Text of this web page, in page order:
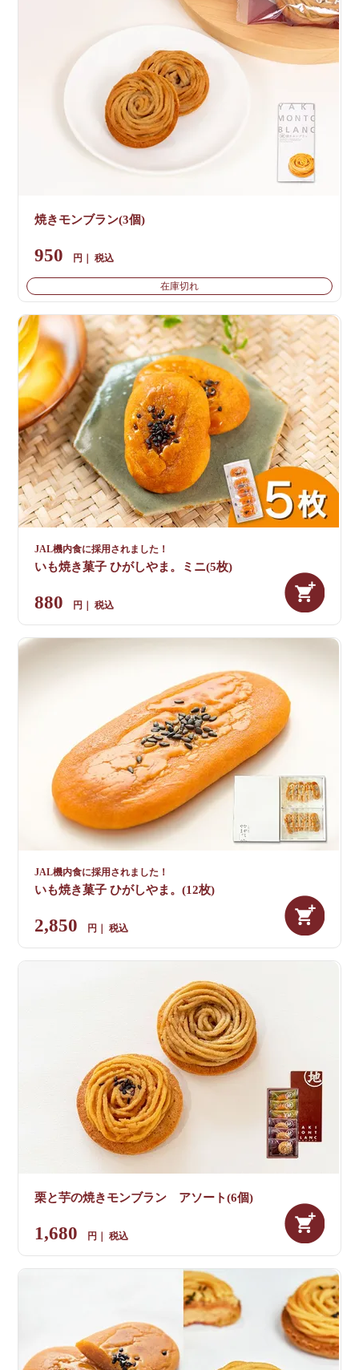
焼きモンブラン(3個)
950 税込
在庫切れ
JAL機内食に採用されました！
いも焼き菓子 ひがしやま。ミニ(5枚)
880 税込
JAL機内食に採用されました！
いも焼き菓子 ひがしやま。(12枚)
2,850 税込
栗と芋の焼きモンブラン アソート(6個)
1,680 税込